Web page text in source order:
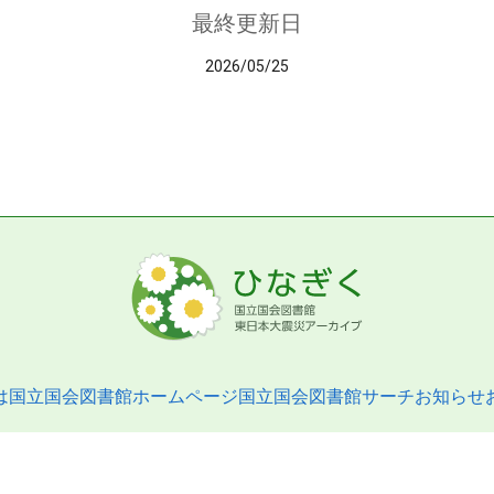
最終更新日
2026/05/25
国立国会図書館ホームページ国立国会図書館サーチお知らせ